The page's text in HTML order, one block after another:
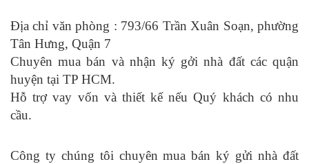
Địa chỉ văn phòng : 793/66 Trần Xuân Soạn, phường
Tân Hưng, Quận 7
Chuyên mua bán và nhận ký gởi nhà đất các quận
huyện tại TP HCM.
Hỗ trợ vay vốn và thiết kế nếu Quý khách có nhu
cầu.
Công ty chúng tôi chuyên mua bán ký gửi nhà đất